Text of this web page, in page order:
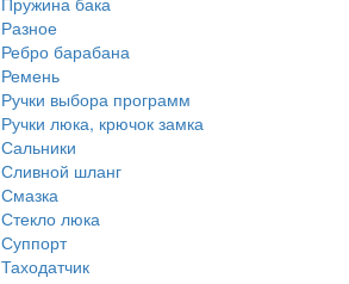
Разное
Ребро барабана
Ремень
Ручки выбора программ
Ручки люка, крючок замка
Сальники
Сливной шланг
Смазка
Стекло люка
Суппорт
Таходатчик